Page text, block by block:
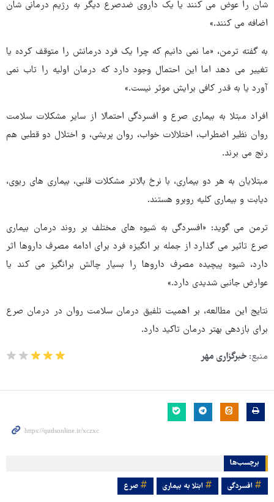
شان را عوض می کنند یا یک داروی ضدصرع دیگر به رژیم درمانی شان
اضافه می کنند.»
به گفته ترمن، «ما نمی دانیم که چرا یک فرد درمانش را متوقف کرده یا
تغییر می دهد اما این احتمال وجود دارد که درمان اولیه را تاب نمی
آورد یا به قدر کافی برایش موثر نیست.»
افراد مبتلا به بیماری صرع و افسردگی احتمالا از سایر مشکلات سلامت
روان نظیر اضطراب، اختلالات خواب، روان پریشی، و اختلال دو قطبی هم
رنج می برند.
مبتلایان به هر دو بیماری، با نرخ بالاتر مشکلات قلبی، بیماری های ریوی،
دیابت و بیماری کلیه روبرو هستند.
ترمن می گوید: «افسردگی به شیوه های مختلف بر روند درمان بیماری
صرع تاثیر می گذارد از جمله بر انگیزه فرد برای ادامه مصرف داروها اثر
دارد، شیوه پیچیده مصرف داروها را بسیار چالش برانگیز می کند یا
عوارض جانبی شدیدی دارد.»
نتایج این مطالعه، بر اهمیت تلفیق درمان سلامت روان در درمان صرع
برای بازدهی بهتر درمان تاکید دارد.
منبع: خبرگزاری مهر
برچسب‌ها
افسردگی ابتلا به بیماری صرع